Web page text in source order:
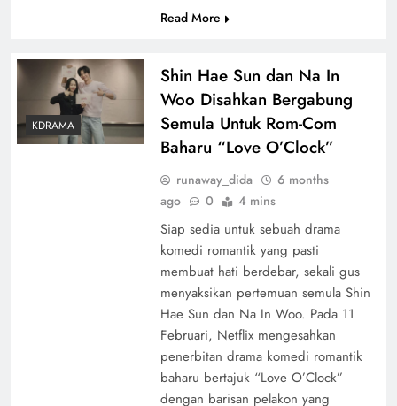
Read More
KDRAMA
Shin Hae Sun dan Na In
Woo Disahkan Bergabung
Semula Untuk Rom-Com
Baharu “Love O’Clock”
runaway_dida
6 months
ago
0 4 mins
Siap sedia untuk sebuah drama
komedi romantik yang pasti
membuat hati berdebar, sekali gus
menyaksikan pertemuan semula Shin
Hae Sun dan Na In Woo. Pada 11
Februari, Netflix mengesahkan
penerbitan drama komedi romantik
baharu bertajuk “Love O’Clock”
dengan barisan pelakon yang